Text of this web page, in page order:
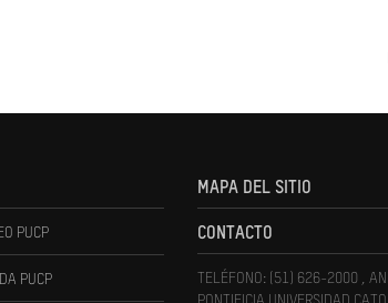
PUCP
PUCP
MAPA DEL SITIO
CONTACTO
TELÉFONO: (51) 626-2000 ,